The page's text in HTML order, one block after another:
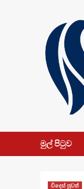
මුල් පිටුව
විදෙස් පුවත්